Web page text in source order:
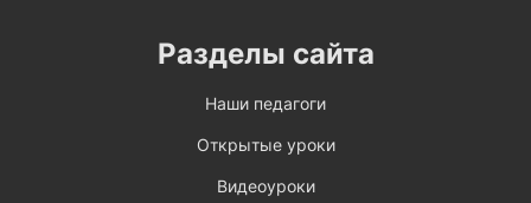
Разделы сайта
Наши педагоги
Открытые уроки
Видеоуроки